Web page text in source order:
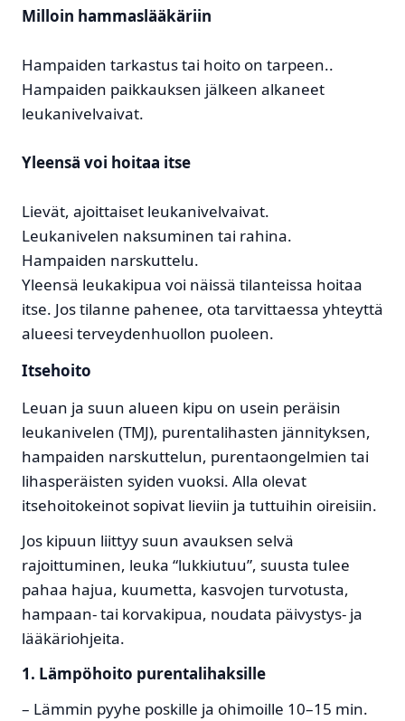
Milloin hammaslääkäriin
Hampaiden tarkastus tai hoito on tarpeen..
Hampaiden paikkauksen jälkeen alkaneet
leukanivelvaivat.
Yleensä voi hoitaa itse
Lievät, ajoittaiset leukanivelvaivat.
Leukanivelen naksuminen tai rahina.
Hampaiden narskuttelu.
Yleensä leukakipua voi näissä tilanteissa hoitaa
itse. Jos tilanne pahenee, ota tarvittaessa yhteyttä
alueesi terveydenhuollon puoleen.
Itsehoito
Leuan ja suun alueen kipu on usein peräisin
leukanivelen (TMJ), purentalihasten jännityksen,
hampaiden narskuttelun, purentaongelmien tai
lihasperäisten syiden vuoksi. Alla olevat
itsehoitokeinot sopivat lieviin ja tuttuihin oireisiin.
Jos kipuun liittyy suun avauksen selvä
rajoittuminen, leuka “lukkiutuu”, suusta tulee
pahaa hajua, kuumetta, kasvojen turvotusta,
hampaan- tai korvakipua, noudata päivystys- ja
lääkäriohjeita.
1. Lämpöhoito purentalihaksille
– Lämmin pyyhe poskille ja ohimoille 10–15 min.